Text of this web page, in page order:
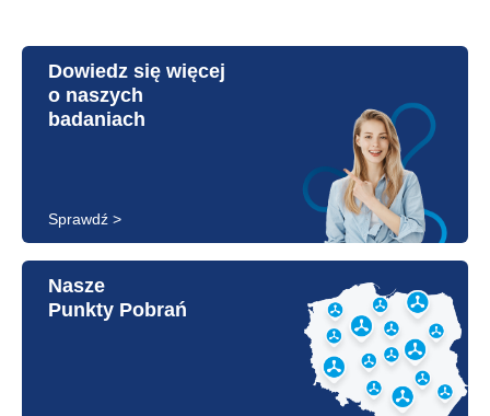
Dowiedz się więcej
o naszych
badaniach
Sprawdź >
Nasze
Punkty Pobrań